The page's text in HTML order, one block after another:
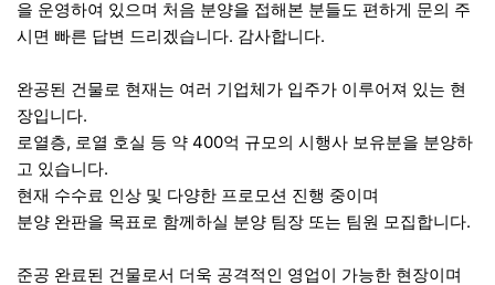
을 운영하여 있으며 처음 분양을 접해본 분들도 편하게 문의 주
시면 빠른 답변 드리겠습니다. 감사합니다.
완공된 건물로 현재는 여러 기업체가 입주가 이루어져 있는 현
장입니다.
로열층, 로열 호실 등 약 400억 규모의 시행사 보유분을 분양하
고 있습니다.
현재 수수료 인상 및 다양한 프로모션 진행 중이며
분양 완판을 목표로 함께하실 분양 팀장 또는 팀원 모집합니다.
준공 완료된 건물로서 더욱 공격적인 영업이 가능한 현장이며